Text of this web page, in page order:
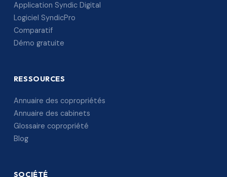
Application Syndic Digital
Logiciel SyndicPro
Comparatif
Démo gratuite
RESSOURCES
Annuaire des copropriétés
Annuaire des cabinets
Glossaire copropriété
Blog
SOCIÉTÉ